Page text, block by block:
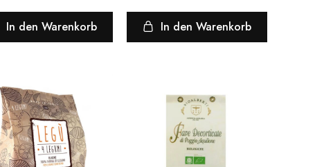
In den Warenkorb In den Warenkorb